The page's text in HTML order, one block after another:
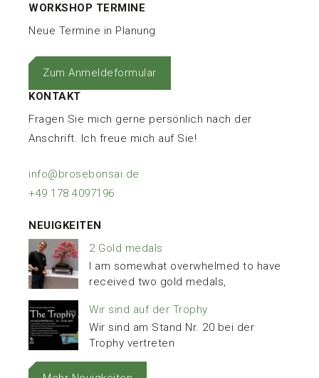
WORKSHOP TERMINE
Neue Termine in Planung
Zum Anmeldeformular
KONTAKT
Fragen Sie mich gerne persönlich nach der
Anschrift. Ich freue mich auf Sie!
info@brosebonsai.de
+49 178 4097196
NEUIGKEITEN
2 Gold medals
I am somewhat overwhelmed to have
received two gold medals,
Wir sind auf der Trophy
Wir sind am Stand Nr. 20 bei der
Trophy vertreten